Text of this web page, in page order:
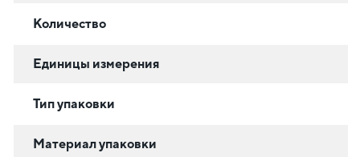
Количество
Единицы измерения
Тип упаковки
Материал упаковки